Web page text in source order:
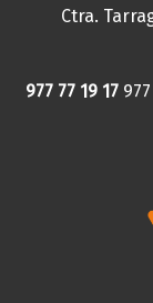
Ctra.
977 77 19 17